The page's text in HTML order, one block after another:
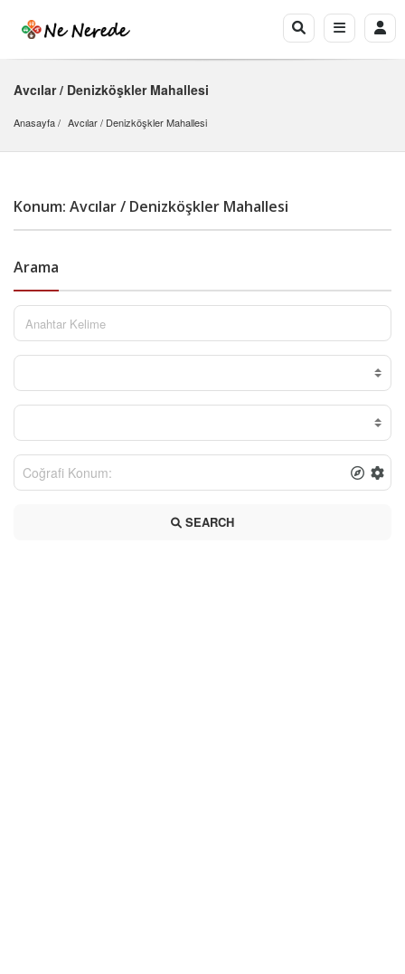
Avcılar / Denizköşkler Mahallesi
Anasayfa Avcılar / Denizköşkler Mahallesi
Konum: Avcılar / Denizköşkler Mahallesi
Arama
SEARCH